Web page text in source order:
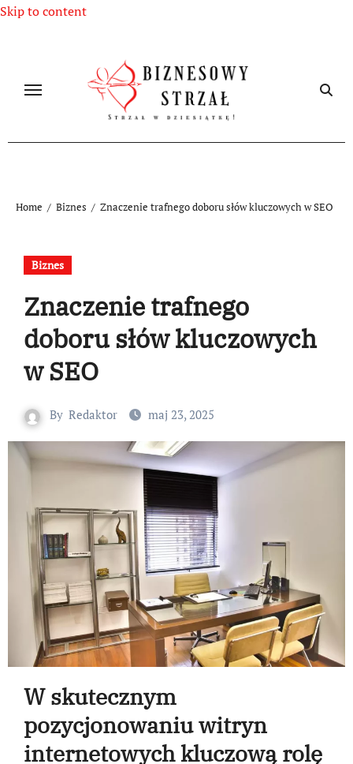
Skip to content
Home Biznes Znaczenie trafnego doboru słów kluczowych w SEO
Biznes
Znaczenie trafnego
doboru słów kluczowych
w SEO
By Redaktor maj 23, 2025
W skutecznym
pozycjonowaniu witryn
internetowych kluczową rolę